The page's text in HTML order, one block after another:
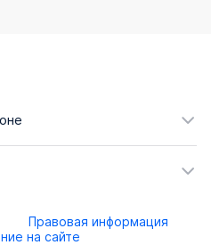
Правовая информация
на сайте